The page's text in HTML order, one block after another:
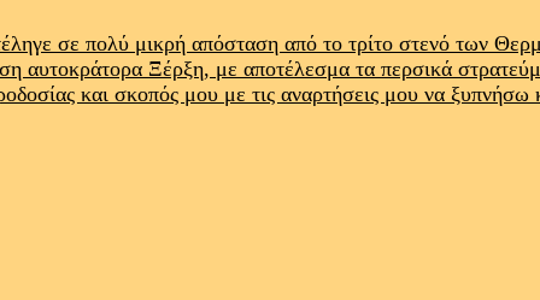
σε πολύ μικρή απόσταση από το τρίτο στενό των
αυτοκράτορα Ξέρξη, με αποτέλεσμα τα περσικά
και σκοπός μου με τις αναρτήσεις μου να